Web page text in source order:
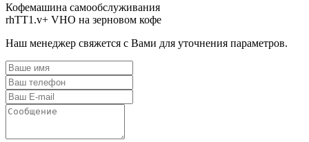
Кофемашина самообслуживания
rhTT1.v+ VHO на зерновом кофе
Наш менеджер свяжется с Вами для уточнения параметров.